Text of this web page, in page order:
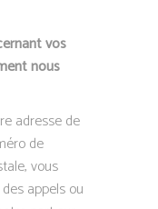
vos
nous
adresse de
de
vous
appels ou